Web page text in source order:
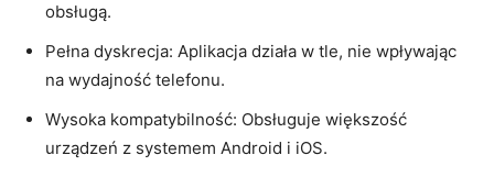
obsługą.
Pełna dyskrecja: Aplikacja działa w tle, nie wpływając
na wydajność telefonu.
Wysoka kompatybilność: Obsługuje większość
urządzeń z systemem Android i iOS.